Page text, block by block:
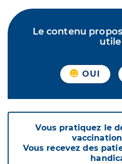
Le contenu
utile
OUI
Vous pratiquez le
Vous recevez des